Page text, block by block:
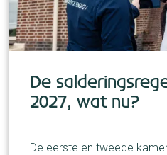
De
2027, wat nu?
De eerste en tweede